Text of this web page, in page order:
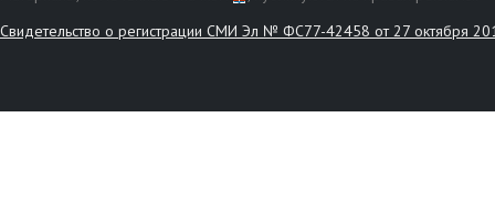
Свидетельство о регистрации СМИ Эл № ФС77-42458 от 27 октября